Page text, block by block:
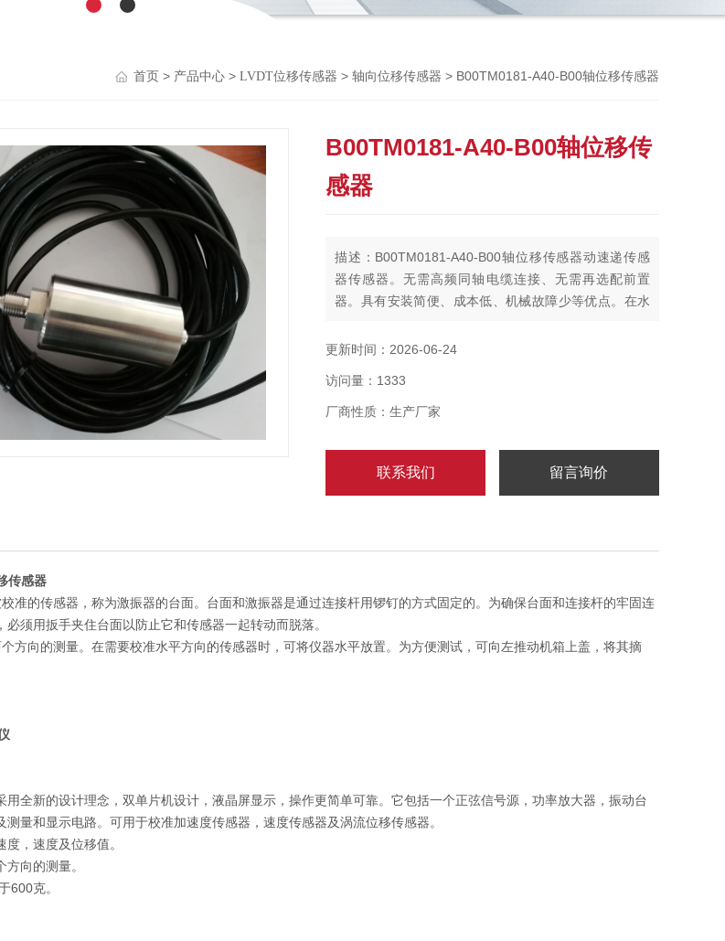
首页 > 产品中心 > LVDT位移传感器 > 轴向位移传感器 > B00TM0181-A40-B00轴位移传感器
B00TM0181-A40-B00轴位移传
感器
描述：B00TM0181-A40-B00轴位移传感器动速递传感
器传感器。无需高频同轴电缆连接、无需再选配前置
器。具有安装简便、成本低、机械故障少等优点。在水
更新时间：2026-06-24
访问量：1333
厂商性质：生产厂家
联系我们 留言询价
传感器
准的传感器，称为激振器的台面。台面和激振器是通过连接杆用锣钉的方式固定的。为确保台面和连接杆的牢固连
须用扳手夹住台面以防止它和传感器一起转动而脱落。
方向的测量。在需要校准水平方向的传感器时，可将仪器水平放置。为方便测试，可向左推动机箱上盖，将其摘
用全新的设计理念，双单片机设计，液晶屏显示，操作更简单可靠。它包括一个正弦信号源，功率放大器，振动台
量和显示电路。可用于校准加速度传感器，速度传感器及涡流位移传感器。
，速度及位移值。
向的测量。
600克。